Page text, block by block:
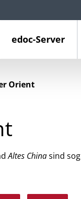
edoc-Server
Orient
Altes Chinasind